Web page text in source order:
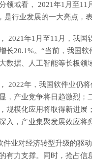
领域看， 2021年1月至
是行业发展的一大亮点，
2021年1月至11月，我国
长20.1%。“当前，我国
数据、人工智能等长板领
2022年，我国软件业仍
，产业竞争将日趋激烈；
规模化应用将取得新进展
入，产业集聚发展效应将
件业对经济转型升级的驱
有力支撑。同时，抢占